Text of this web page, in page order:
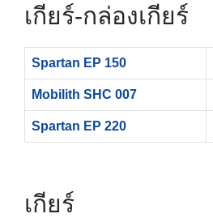
เกียร์-กล่องเกียร์
Spartan EP 150
Mobilith SHC 007
Spartan EP 220
เกียร์